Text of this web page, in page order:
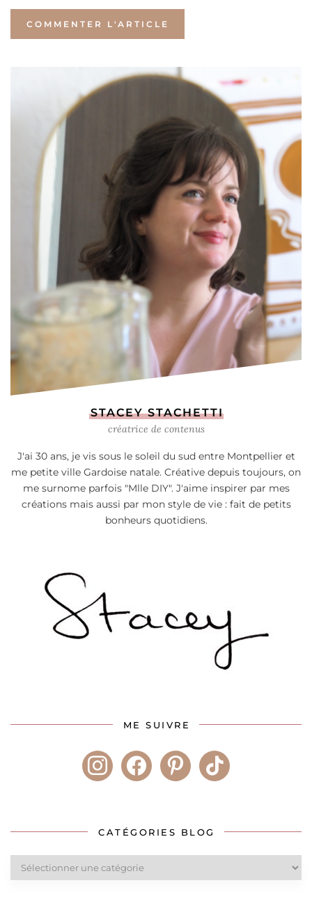
STACEY STACHETTI
créatrice de contenus
J'ai 30 ans, je vis sous le soleil du sud entre Montpellier et
me petite ville Gardoise natale. Créative depuis toujours, on
me surnome parfois "Mlle DIY". J'aime inspirer par mes
créations mais aussi par mon style de vie : fait de petits
bonheurs quotidiens.
ME SUIVRE
instagramfacebookpinteresttiktok
CATÉGORIES BLOG
blog